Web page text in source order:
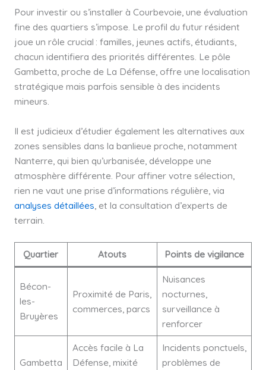
Pour investir ou s’installer à Courbevoie, une évaluation
fine des quartiers s’impose. Le profil du futur résident
joue un rôle crucial : familles, jeunes actifs, étudiants,
chacun identifiera des priorités différentes. Le pôle
Gambetta, proche de La Défense, offre une localisation
stratégique mais parfois sensible à des incidents
mineurs.
Il est judicieux d’étudier également les alternatives aux
zones sensibles dans la banlieue proche, notamment
Nanterre, qui bien qu’urbanisée, développe une
atmosphère différente. Pour affiner votre sélection,
rien ne vaut une prise d’informations régulière, via
analyses détaillées , et la consultation d’experts de
terrain.
Quartier Atouts Points de vigilance
Bécon-
les-
Bruyères
Proximité de Paris,
commerces, parcs
Nuisances
nocturnes,
surveillance à
renforcer
Gambetta
Accès facile à La
Défense, mixité
Incidents ponctuels,
problèmes de